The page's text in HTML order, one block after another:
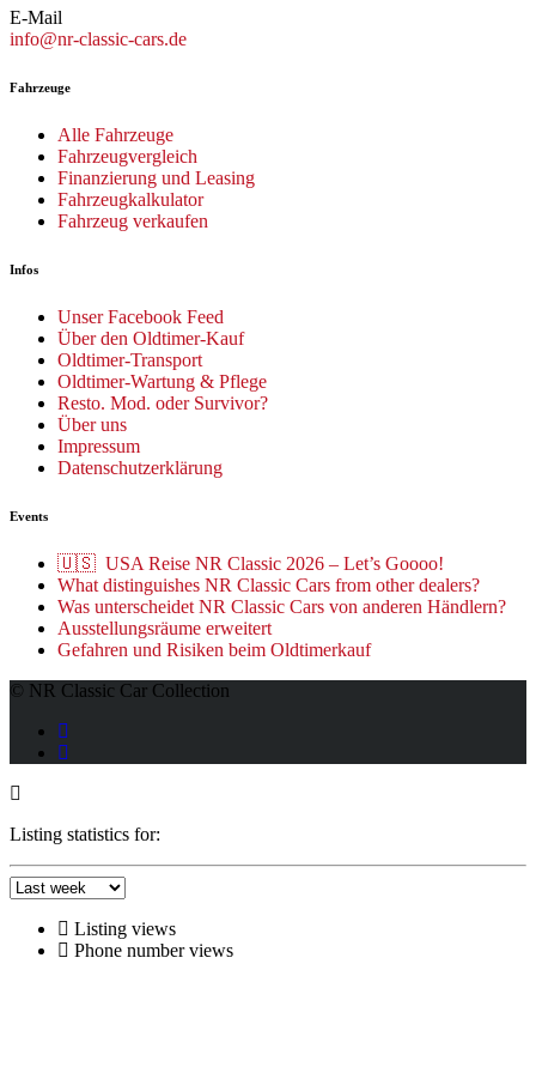
E-Mail
info@nr-classic-cars.de
Fahrzeuge
Alle Fahrzeuge
Fahrzeugvergleich
Finanzierung und Leasing
Fahrzeugkalkulator
Fahrzeug verkaufen
Infos
Unser Facebook Feed
Über den Oldtimer-Kauf
Oldtimer-Transport
Oldtimer-Wartung & Pflege
Resto. Mod. oder Survivor?
Über uns
Impressum
Datenschutzerklärung
Events
🇺🇸 USA Reise NR Classic 2026 – Let’s Goooo!
What distinguishes NR Classic Cars from other dealers?
Was unterscheidet NR Classic Cars von anderen Händlern?
Ausstellungsräume erweitert
Gefahren und Risiken beim Oldtimerkauf
© NR Classic Car Collection
Listing statistics for:
Listing views
Phone number views